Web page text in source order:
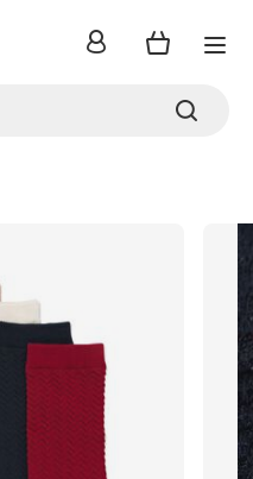
inloggen